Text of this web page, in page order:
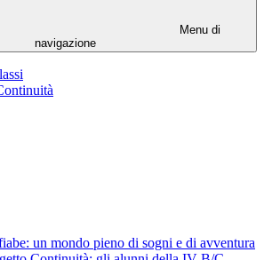
Menu di
navigazione
un mondo pieno di sogni e di avventura